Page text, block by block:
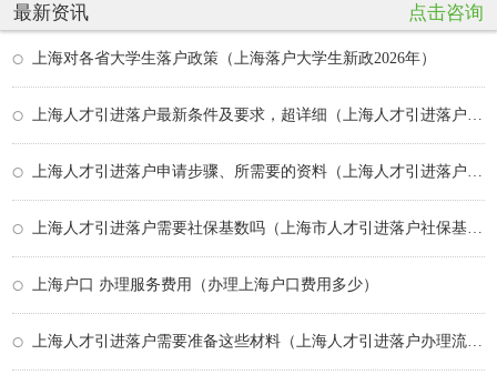
最新资讯 点击咨询
上海对各省大学生落户政策（上海落户大学生新政2026年）
上海户口 办理服务费用（办理上海户口费用多少）